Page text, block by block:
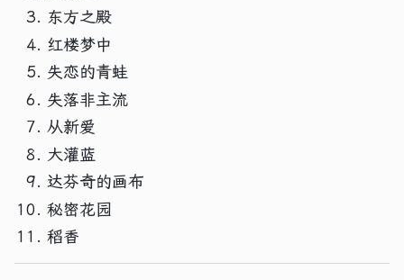
东方之殿
红楼梦中
失恋的青蛙
失落非主流
从新爱
大灌蓝
达芬奇的画布
秘密花园
稻香